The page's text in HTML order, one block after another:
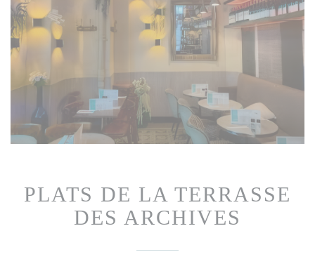
PLATS DE LA TERRASSE
DES ARCHIVES